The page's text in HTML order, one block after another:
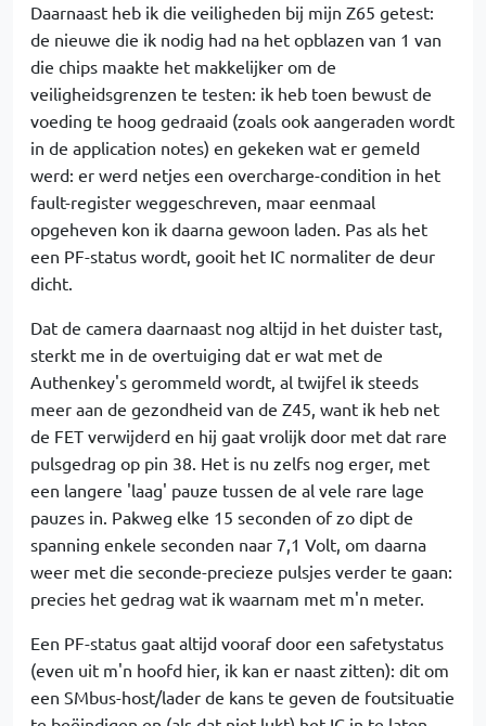
Daarnaast heb ik die veiligheden bij mijn Z65 getest:
de nieuwe die ik nodig had na het opblazen van 1 van
die chips maakte het makkelijker om de
veiligheidsgrenzen te testen: ik heb toen bewust de
voeding te hoog gedraaid (zoals ook aangeraden wordt
in de application notes) en gekeken wat er gemeld
werd: er werd netjes een overcharge-condition in het
fault-register weggeschreven, maar eenmaal
opgeheven kon ik daarna gewoon laden. Pas als het
een PF-status wordt, gooit het IC normaliter de deur
dicht.
Dat de camera daarnaast nog altijd in het duister tast,
sterkt me in de overtuiging dat er wat met de
Authenkey's gerommeld wordt, al twijfel ik steeds
meer aan de gezondheid van de Z45, want ik heb net
de FET verwijderd en hij gaat vrolijk door met dat rare
pulsgedrag op pin 38. Het is nu zelfs nog erger, met
een langere 'laag' pauze tussen de al vele rare lage
pauzes in. Pakweg elke 15 seconden of zo dipt de
spanning enkele seconden naar 7,1 Volt, om daarna
weer met die seconde-precieze pulsjes verder te gaan:
precies het gedrag wat ik waarnam met m'n meter.
Een PF-status gaat altijd vooraf door een safetystatus
(even uit m'n hoofd hier, ik kan er naast zitten): dit om
een SMbus-host/lader de kans te geven de foutsituatie